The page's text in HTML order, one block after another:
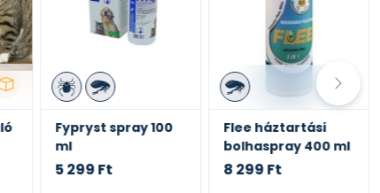
Fypryst spray 100
ml
5 299 Ft
Flee háztartási
bolhaspray 400 ml
8 299 Ft